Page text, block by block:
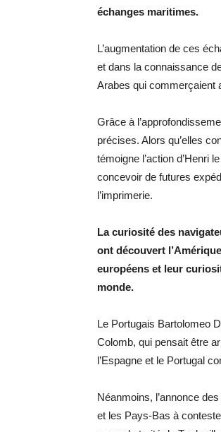
échanges maritimes.
L’augmentation de ces
et dans la connaissance
Arabes qui commerçaient
Grâce à
précises. Alors qu’elles
témoigne l’action d’Henri
concevoir de futures
l’imprimerie.
La curiosité des
ont découvert
européens et leur
monde.
Le Portugais Bartolomeo
Colomb, qui pensait être
l’Espagne et le Portugal
Néanmoins, l’annonce
et les Pays-Bas à